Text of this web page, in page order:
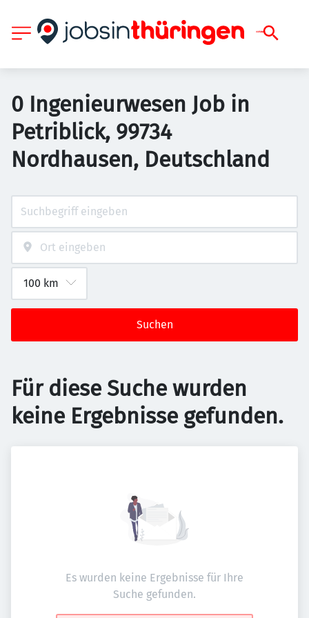
0 Ingenieurwesen Job in
Petriblick, 99734
Nordhausen, Deutschland
Suchen
Für diese Suche wurden
keine Ergebnisse gefunden.
Es wurden keine Ergebnisse für Ihre
Suche gefunden.